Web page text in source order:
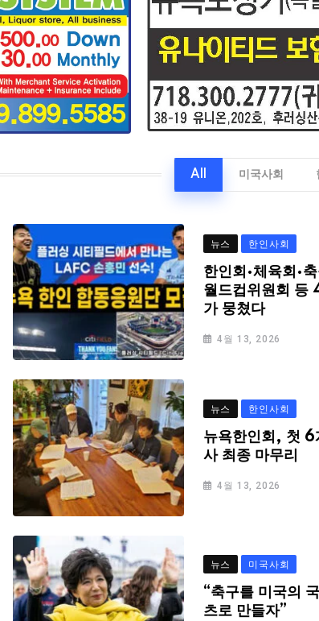
All 미국사회
뉴스 한인사회
한인회·체육회·
월드컵위원회 등
가 뭉쳤다
4월 13, 2026
뉴스 한인사회
뉴욕한인회, 첫 6
사 최종 마무리
4월 13, 2026
뉴스 미국사회
“축구를 미국의
츠로 만들자”